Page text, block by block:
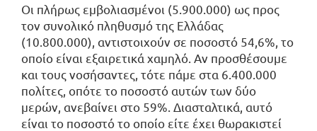
Οι πλήρως εμβολιασμένοι (5.900.000) ως προς
τον συνολικό πληθυσμό της Ελλάδας
(10.800.000), αντιστοιχούν σε ποσοστό 54,6%, το
οποίο είναι εξαιρετικά χαμηλό. Αν προσθέσουμε
και τους νοσήσαντες, τότε πάμε στα 6.400.000
πολίτες, οπότε το ποσοστό αυτών των δύο
μερών, ανεβαίνει στο 59%. Διασταλτικά, αυτό
είναι το ποσοστό το οποίο είτε έχει θωρακιστεί